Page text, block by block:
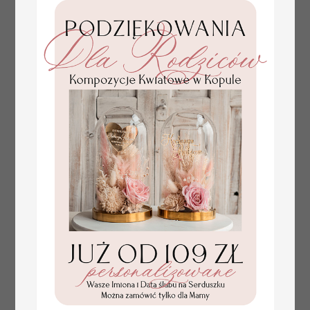
plan stołów
weselnych
usadzenie gości na
informacyjna dla
gości weselnych,
plan stołów na
weselu ze zdjęciem
Pary Młodej, plan
Promocja:
100 PLN/125.00 PLN